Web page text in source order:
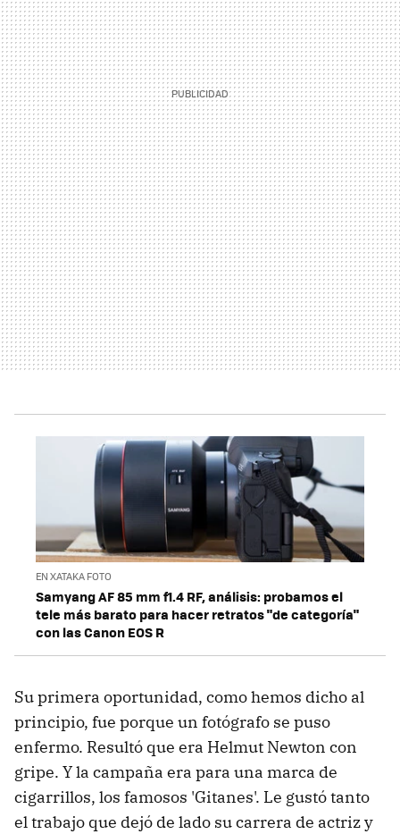
EN XATAKA FOTO
Samyang AF 85 mm f1.4 RF, análisis: probamos el
tele más barato para hacer retratos "de categoría"
con las Canon EOS R
Su primera oportunidad, como hemos dicho al
principio, fue porque un fotógrafo se puso
enfermo. Resultó que era Helmut Newton con
gripe. Y la campaña era para una marca de
cigarrillos, los famosos 'Gitanes'. Le gustó tanto
el trabajo que dejó de lado su carrera de actriz y